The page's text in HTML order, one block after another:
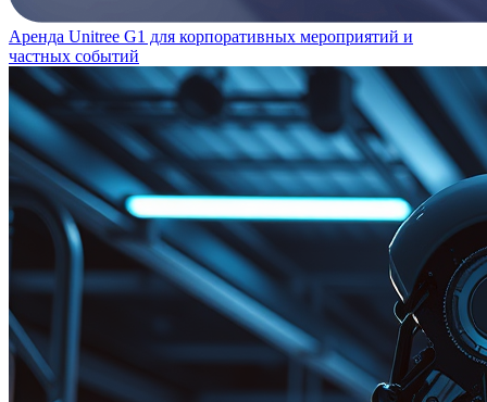
Аренда Unitree G1 для корпоративных мероприятий и
частных событий